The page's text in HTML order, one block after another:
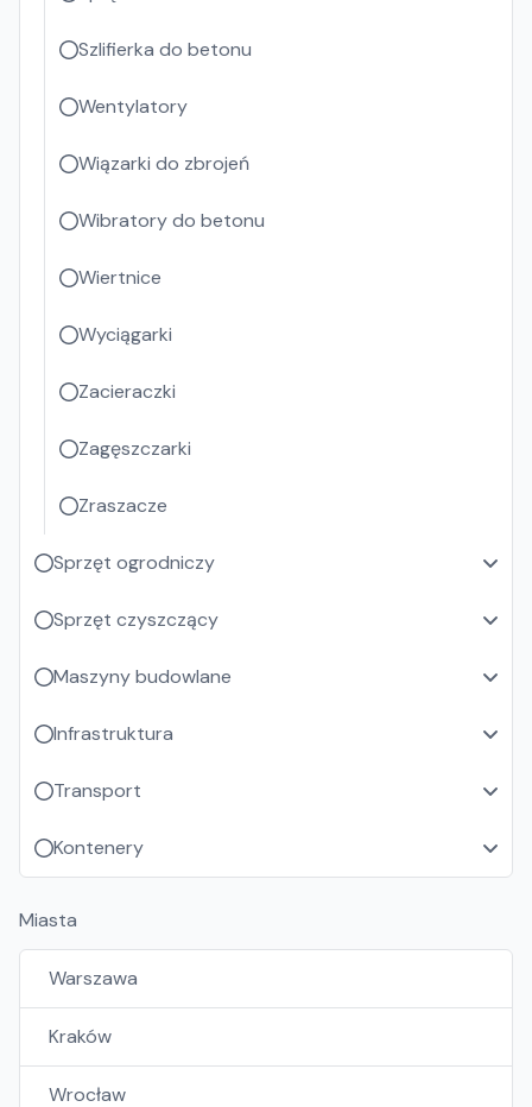
Szlifierka do betonu
Wentylatory
Wiązarki do zbrojeń
Wibratory do betonu
Wiertnice
Wyciągarki
Zacieraczki
Zagęszczarki
Zraszacze
Sprzęt ogrodniczy
Sprzęt czyszczący
Maszyny budowlane
Infrastruktura
Transport
Kontenery
Miasta
Warszawa
Kraków
Wrocław